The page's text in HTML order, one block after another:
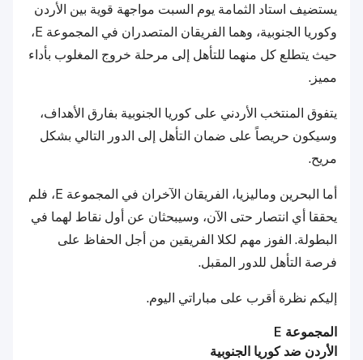
يستضيف استاد الثمامة يوم السبت مواجهة قوية بين الأردن
وكوريا الجنوبية، وهما الفريقان المتصدران في المجموعة E،
حيث يتطلع كل منهما للتأهل إلى مرحلة خروج المغلوب بأداء
مميز.
يتفوق المنتخب الأردني على كوريا الجنوبية بفارق الأهداف،
وسيكون حريصاً على ضمان التأهل إلى الدور التالي بشكل
مريح.
أما البحرين وماليزيا، الفريقان الآخران في المجموعة E، فلم
يحققا أي انتصار حتى الآن، وسيبحثان عن أول نقاط لهما في
البطولة. الفوز مهم لكلا الفريقين من أجل الحفاظ على
فرصة التأهل للدور المقبل.
إليكم نظرة أقرب على مباراتي اليوم.
المجموعة E
الأردن ضد كوريا الجنوبية